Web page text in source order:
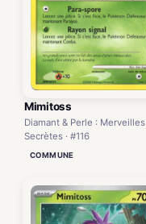
Mimitoss
Diamant & Perle : Merveilles
Secrètes · #116
COMMUNE